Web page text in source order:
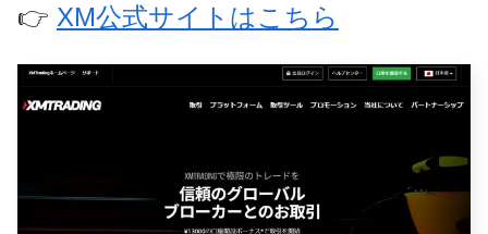
👉 XM公式サイトはこちら